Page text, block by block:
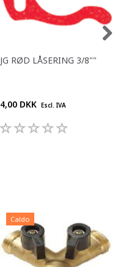
JG RØD LÅSERING 3/8""
4,00 DKK Escl. IVA
Caldo